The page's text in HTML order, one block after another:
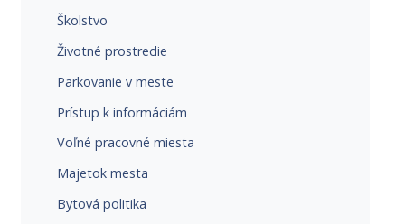
Školstvo
Životné prostredie
Parkovanie v meste
Prístup k informáciám
Voľné pracovné miesta
Majetok mesta
Bytová politika